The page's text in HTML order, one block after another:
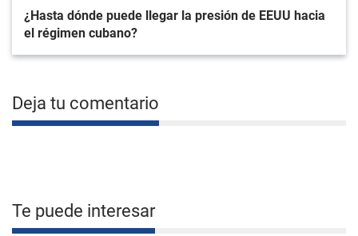
¿Hasta dónde puede llegar la presión de EEUU hacia
el régimen cubano?
Deja tu comentario
Te puede interesar